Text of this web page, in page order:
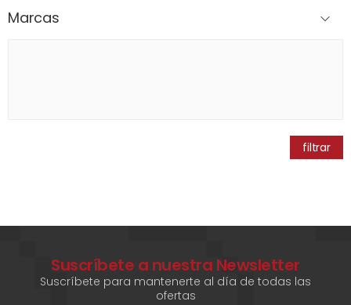
Marcas
filtrar
Suscríbete a nuestra Newsletter
Suscríbete para mantenerte al día de todas las
ofertas